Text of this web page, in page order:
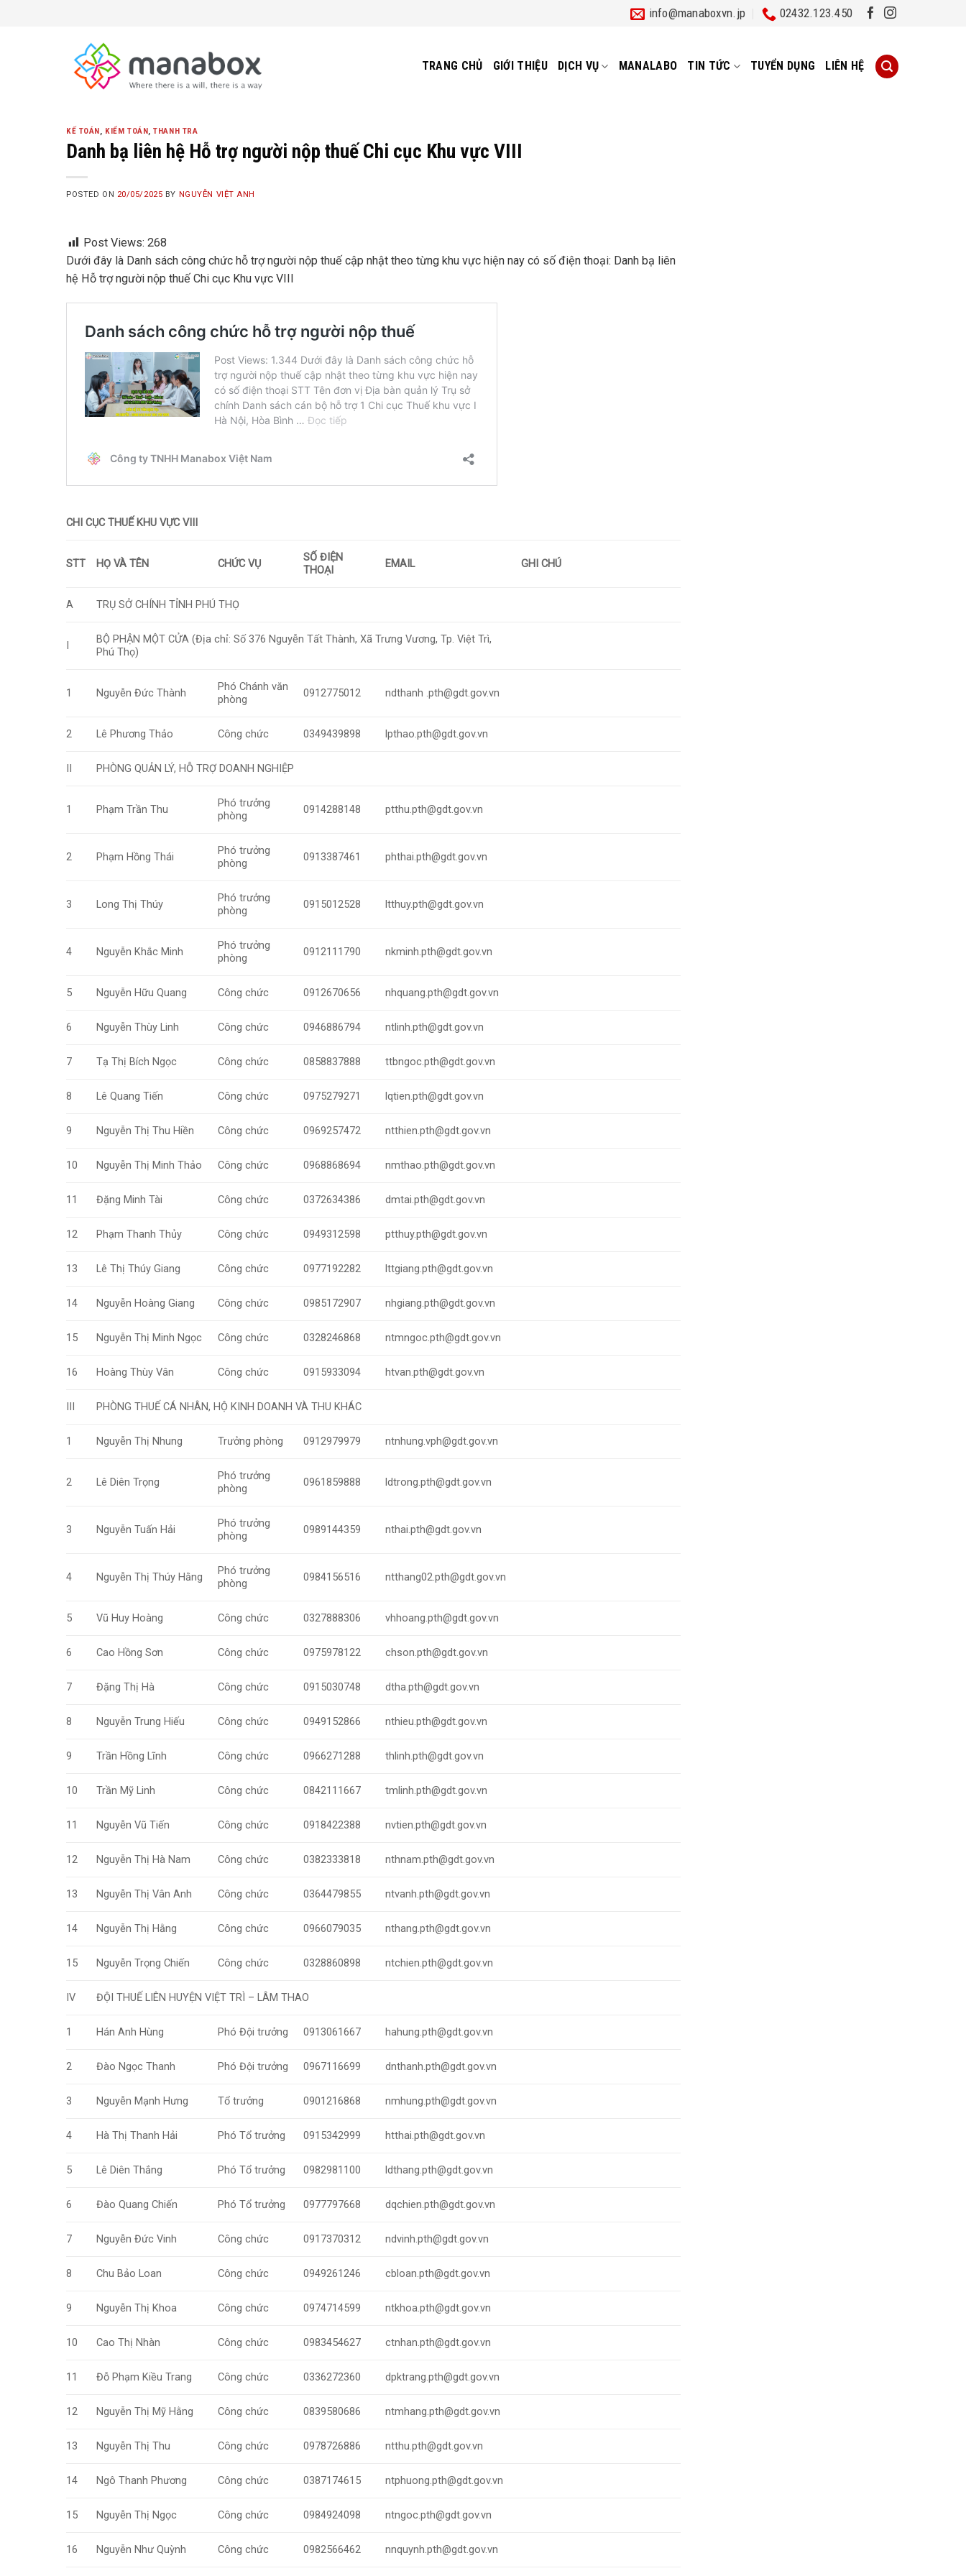
info@manaboxvn.jp 02432.123.450
TRANG CHỦ GIỚI THIỆU DỊCH VỤ MANALABO TIN TỨC TUYỂN DỤNG LIÊN HỆ
KẾ TOÁN, KIỂM TOÁN,THANH TRA
Danh bạ liên hệ Hỗ trợ người nộp thuế Chi cục Khu vực VIII
POSTED ON 20/05/2025 BY NGUYỄN VIỆT ANH
Post Views: 268
Dưới đây là Danh sách công chức hỗ trợ người nộp thuế cập nhật theo từng khu vực hiện nay có số điện thoại: Danh bạ liên
hệ Hỗ trợ người nộp thuế Chi cục Khu vực VIII
CHI CỤC THUẾ KHU VỰC VIII
STT HỌ VÀ TÊN CHỨC VỤ
SỐ ĐIỆN
THOẠI
EMAIL GHI CHÚ
A TRỤ SỞ CHÍNH TỈNH PHÚ THỌ
BỘ PHẬN MỘT CỬA (Địa chỉ: Số 376 Nguyễn Tất Thành, Xã Trưng Vương, Tp. Việt Trì,
Phú Thọ)
1 Nguyễn Đức Thành
Phó Chánh văn
phòng
0912775012 ndthanh .pth@gdt.gov.vn
2 Lê Phương Thảo Công chức 0349439898 lpthao.pth@gdt.gov.vn
PHÒNG QUẢN LÝ, HỖ TRỢ DOANH NGHIỆP
1 Phạm Trần Thu
Phó trưởng
phòng
0914288148 ptthu.pth@gdt.gov.vn
2 Phạm Hồng Thái
Phó trưởng
phòng
0913387461 phthai.pth@gdt.gov.vn
3 Long Thị Thúy
Phó trưởng
phòng
0915012528 ltthuy.pth@gdt.gov.vn
4 Nguyễn Khắc Minh
Phó trưởng
phòng
0912111790 nkminh.pth@gdt.gov.vn
5 Nguyễn Hữu Quang Công chức 0912670656 nhquang.pth@gdt.gov.vn
6 Nguyễn Thùy Linh Công chức 0946886794 ntlinh.pth@gdt.gov.vn
7 Tạ Thị Bích Ngọc Công chức 0858837888 ttbngoc.pth@gdt.gov.vn
8 Lê Quang Tiến Công chức 0975279271 lqtien.pth@gdt.gov.vn
9 Nguyễn Thị Thu Hiền Công chức 0969257472 ntthien.pth@gdt.gov.vn
10 Nguyễn Thị Minh Thảo Công chức 0968868694 nmthao.pth@gdt.gov.vn
11 Đặng Minh Tài Công chức 0372634386 dmtai.pth@gdt.gov.vn
12 Phạm Thanh Thủy Công chức 0949312598 ptthuy.pth@gdt.gov.vn
13 Lê Thị Thúy Giang Công chức 0977192282 lttgiang.pth@gdt.gov.vn
14 Nguyễn Hoàng Giang Công chức 0985172907 nhgiang.pth@gdt.gov.vn
15 Nguyễn Thị Minh Ngọc Công chức 0328246868 ntmngoc.pth@gdt.gov.vn
16 Hoàng Thùy Vân Công chức 0915933094 htvan.pth@gdt.gov.vn
PHÒNG THUẾ CÁ NHÂN, HỘ KINH DOANH VÀ THU KHÁC
1 Nguyễn Thị Nhung Trưởng phòng 0912979979 ntnhung.vph@gdt.gov.vn
2 Lê Diên Trọng
Phó trưởng
phòng
0961859888 ldtrong.pth@gdt.gov.vn
3 Nguyễn Tuấn Hải
Phó trưởng
phòng
0989144359 nthai.pth@gdt.gov.vn
4 Nguyễn Thị Thúy Hằng
Phó trưởng
phòng
0984156516 ntthang02.pth@gdt.gov.vn
5 Vũ Huy Hoàng Công chức 0327888306 vhhoang.pth@gdt.gov.vn
6 Cao Hồng Sơn Công chức 0975978122 chson.pth@gdt.gov.vn
7 Đặng Thị Hà Công chức 0915030748 dtha.pth@gdt.gov.vn
8 Nguyễn Trung Hiếu Công chức 0949152866 nthieu.pth@gdt.gov.vn
9 Trần Hồng Lĩnh Công chức 0966271288 thlinh.pth@gdt.gov.vn
10 Trần Mỹ Linh Công chức 0842111667 tmlinh.pth@gdt.gov.vn
11 Nguyễn Vũ Tiến Công chức 0918422388 nvtien.pth@gdt.gov.vn
12 Nguyễn Thị Hà Nam Công chức 0382333818 nthnam.pth@gdt.gov.vn
13 Nguyễn Thị Vân Anh Công chức 0364479855 ntvanh.pth@gdt.gov.vn
14 Nguyễn Thị Hằng Công chức 0966079035 nthang.pth@gdt.gov.vn
15 Nguyễn Trọng Chiến Công chức 0328860898 ntchien.pth@gdt.gov.vn
IV ĐỘI THUẾ LIÊN HUYỆN VIỆT TRÌ – LÂM THAO
1 Hán Anh Hùng Phó Đội trưởng 0913061667 hahung.pth@gdt.gov.vn
2 Đào Ngọc Thanh Phó Đội trưởng 0967116699 dnthanh.pth@gdt.gov.vn
3 Nguyễn Mạnh Hưng Tổ trưởng 0901216868 nmhung.pth@gdt.gov.vn
4 Hà Thị Thanh Hải Phó Tổ trưởng 0915342999 htthai.pth@gdt.gov.vn
5 Lê Diên Thắng Phó Tổ trưởng 0982981100 ldthang.pth@gdt.gov.vn
6 Đào Quang Chiến Phó Tổ trưởng 0977797668 dqchien.pth@gdt.gov.vn
7 Nguyễn Đức Vinh Công chức 0917370312 ndvinh.pth@gdt.gov.vn
8 Chu Bảo Loan Công chức 0949261246 cbloan.pth@gdt.gov.vn
9 Nguyễn Thị Khoa Công chức 0974714599 ntkhoa.pth@gdt.gov.vn
10 Cao Thị Nhàn Công chức 0983454627 ctnhan.pth@gdt.gov.vn
11 Đỗ Phạm Kiều Trang Công chức 0336272360 dpktrang.pth@gdt.gov.vn
12 Nguyễn Thị Mỹ Hằng Công chức 0839580686 ntmhang.pth@gdt.gov.vn
13 Nguyễn Thị Thu Công chức 0978726886 ntthu.pth@gdt.gov.vn
14 Ngô Thanh Phương Công chức 0387174615 ntphuong.pth@gdt.gov.vn
15 Nguyễn Thị Ngọc Công chức 0984924098 ntngoc.pth@gdt.gov.vn
16 Nguyễn Như Quỳnh Công chức 0982566462 nnquynh.pth@gdt.gov.vn